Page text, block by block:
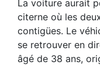
La voiture aurait
citerne où les
contigües. Le
se retrouver en
âgé de 38 ans,